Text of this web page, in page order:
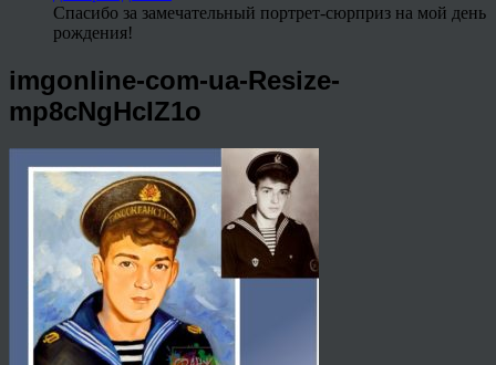
Спасибо за замечательный портрет-сюрприз на мой день
рождения!
imgonline-com-ua-Resize-
mp8cNgHcIZ1o